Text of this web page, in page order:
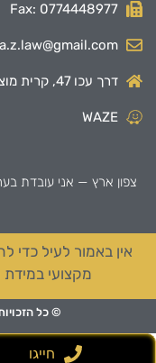
Fax: 0774448977
דרך עכו 47, קרית מוצקין
WAZE
צפון ארץ — אני עובדת
אין באמור לעיל כדי
מקצועי
© כל
חייגו